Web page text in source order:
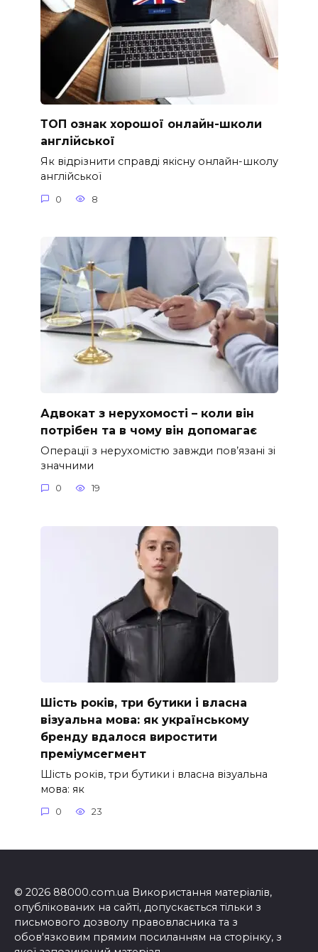
ТОП ознак хорошої онлайн-школи
англійської
Як відрізнити справді якісну онлайн-школу
англійської
0 8
Адвокат з нерухомості – коли він
потрібен та в чому він допомагає
Операції з нерухомістю завжди пов’язані зі
значними
0 19
Шість років, три бутики і власна
візуальна мова: як українському
бренду вдалося виростити
преміумсегмент
Шість років, три бутики і власна візуальна
мова: як
0 23
© 2026 88000.com.ua Використання матеріалів,
опублікованих на сайті, допускається тільки з
письмового дозволу правовласника та з
обов'язковим прямим посиланням на сторінку, з